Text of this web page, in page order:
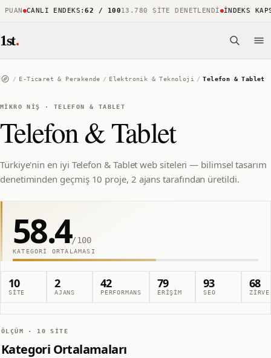
CANLI ENDEKS:62 / 10013.780 SITE DENETLENDI İNDEKS
1st.
/ E-Ticaret & Perakende / Elektronik & Teknoloji / Telefon & Tablet
MIKRO NIŞ · TELEFON & TABLET
Telefon & Tablet
Türkiye'nin en iyi Telefon & Tablet web siteleri — bilimsel tasarım
denetiminden geçmiş 10 proje, 2 ajans tarafından üretildi.
58.4/100
KATEGORI ORTALAMASI
10
SITE
2
AJANS
42
PERFORMANS
79
ERIŞIM
93
SEO
68
ZIRVE
ÖLÇÜM · 10 SITE
Kategori Ortalamaları